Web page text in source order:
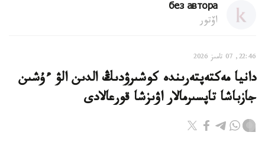
без автора
اۆتور
22:46, 07 تامىز 2026
دانيا مەكتەپتەرىندە كوشىرۋدىڭ الدىن الۋ ءۇشىن
جازباشا تاپسىرمالار اۋىزشا قورعالادى